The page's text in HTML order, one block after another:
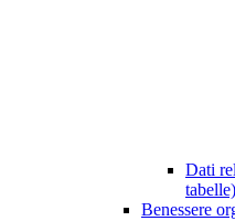
Dati
tabelle)
Benessere